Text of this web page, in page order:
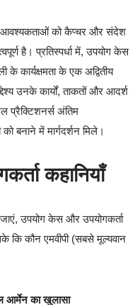
आवश्यकताओं को कैप्चर और संदेश
है। प्रतिस्पर्धा में, उपयोग केस
के कार्यक्षमता के एक अद्वितीय
उनके कार्यों, ताकतों और आदर्श
प्रैक्टिशनर्स अंतिम
बनाने में मार्गदर्शन मिले।
कहानियाँ
उपयोग केस और उपयोगकर्ता
कि कौन एमवीपी (सबसे मूल्यवान
आर्मेन का खुलासा